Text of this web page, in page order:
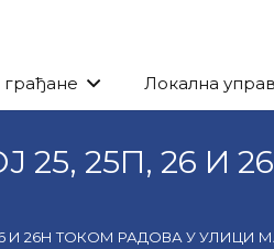
Локална
25П, 26 И
И 26Н ТОКОМ РАДОВА У УЛИЦИ